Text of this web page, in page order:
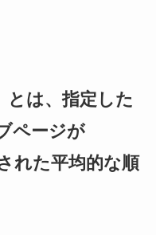
とは、指定した
ページが
れた平均的な順